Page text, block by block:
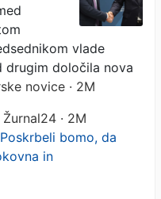
vlade
drugim določila nova
novice · 2M
Žurnal24 · 2M
Poskrbeli bomo, da
in